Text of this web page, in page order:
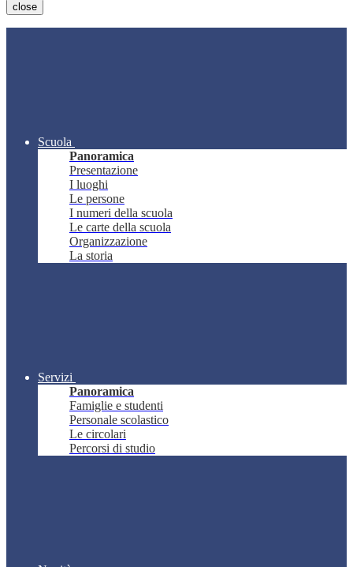
close
Scuola
Panoramica
Presentazione
I luoghi
Le persone
I numeri della scuola
Le carte della scuola
Organizzazione
La storia
Servizi
Panoramica
Famiglie e studenti
Personale scolastico
Le circolari
Percorsi di studio